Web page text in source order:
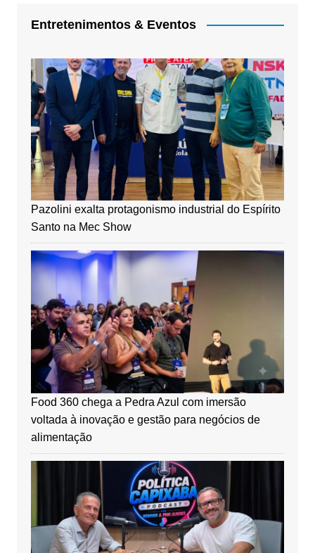
Entretenimentos & Eventos
Pazolini exalta protagonismo industrial do Espírito
Santo na Mec Show
Food 360 chega a Pedra Azul com imersão
voltada à inovação e gestão para negócios de
alimentação